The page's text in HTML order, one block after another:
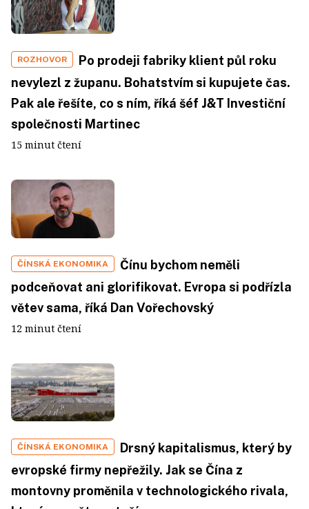
ROZHOVOR
Po prodeji fabriky klient půl roku
nevylezl z županu. Bohatstvím si kupujete čas.
Pak ale řešíte, co s ním, říká šéf J&T Investiční
společnosti Martinec
15 minut čtení
ČÍNSKÁ EKONOMIKA
Čínu bychom neměli
podceňovat ani glorifikovat. Evropa si podřízla
větev sama, říká Dan Vořechovský
12 minut čtení
ČÍNSKÁ EKONOMIKA
Drsný kapitalismus, který by
evropské firmy nepřežily. Jak se Čína z
montovny proměnila v technologického rivala,